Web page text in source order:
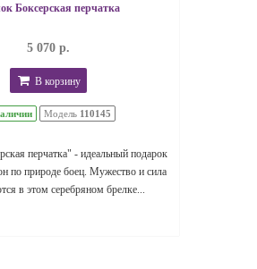
Боксерская перчатка
5 070 р.
В корзину
Модель 110145
перчатка" - идеальный подарок
по природе боец. Мужество и сила
в этом серебряном брелке...